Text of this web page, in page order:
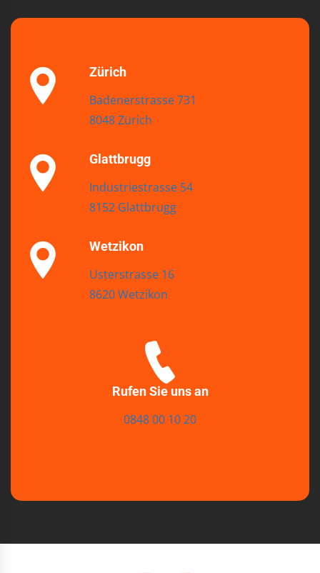
Zürich
Badenerstrasse 731
8048 Zürich
Glattbrugg
Industriestrasse 54
8152 Glattbrugg
Wetzikon
Usterstrasse 16
8620 Wetzikon
Rufen Sie uns an
0848 00 10 20